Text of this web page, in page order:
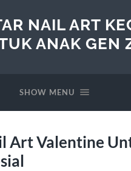
NAIL ART
ANAK GEN
SHOW MENU
Art Valentine